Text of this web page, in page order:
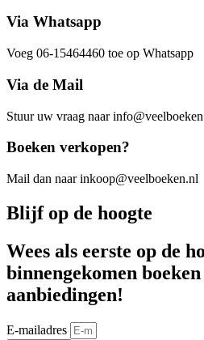
Via Whatsapp
Voeg 06-15464460 toe op Whatsapp
Via de Mail
Stuur uw vraag naar
Boeken verkopen?
Mail dan naar inkoop@veelboeken.nl
Blijf op de hoogte
Wees als eerste op de
binnengekomen boeken
aanbiedingen!
E-mailadres